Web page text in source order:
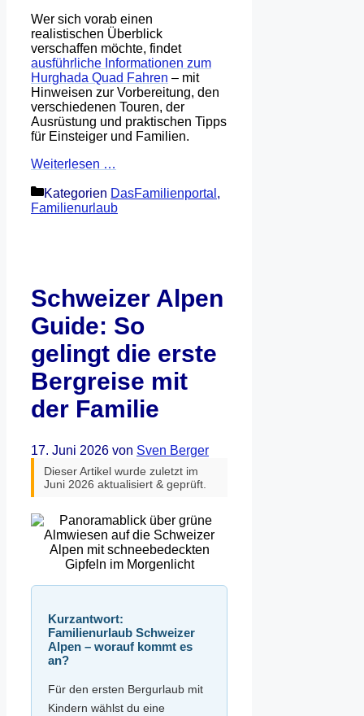
Wer sich vorab einen
realistischen Überblick
verschaffen möchte, findet
ausführliche Informationen zum
Hurghada Quad Fahren – mit
Hinweisen zur Vorbereitung, den
verschiedenen Touren, der
Ausrüstung und praktischen Tipps
für Einsteiger und Familien.
Weiterlesen …
Kategorien DasFamilienportal ,
Familienurlaub
Schweizer Alpen
Guide: So
gelingt die erste
Bergreise mit
der Familie
17. Juni 2026 von Sven Berger
Dieser Artikel wurde zuletzt im
Juni 2026 aktualisiert & geprüft.
Kurzantwort:
Familienurlaub Schweizer
Alpen – worauf kommt es
an?
Für den ersten Bergurlaub mit
Kindern wählst du eine